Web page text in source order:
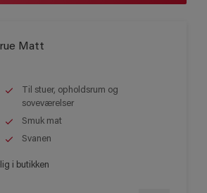
Matt
Til stuer, opholdsrum og
soveværelser
Smuk mat
Svanen
i butikken